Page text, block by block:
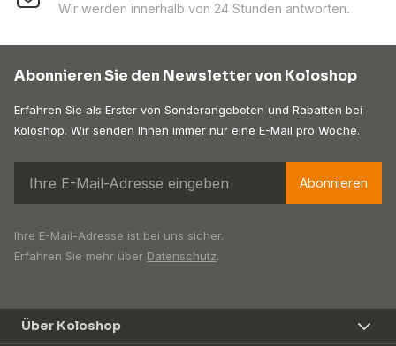
Wir werden innerhalb von 24 Stunden antworten.
Abonnieren Sie den Newsletter von Koloshop
Erfahren Sie als Erster von Sonderangeboten und Rabatten bei
Koloshop. Wir senden Ihnen immer nur eine E-Mail pro Woche.
Abonnieren
Ihre E-Mail-Adresse ist bei uns sicher.
Erfahren Sie mehr über Datenschutz.
Über Koloshop